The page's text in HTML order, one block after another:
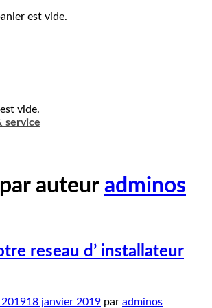
vide.
service
auteur adminos
reseau d’ installateur
18 janvier 2019 par adminos